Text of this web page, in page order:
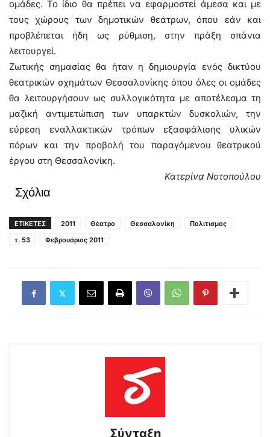
ομάδες. Το ίδιο θα πρέπει να εφαρμοστεί άμεσα και με
τους χώρους των δημοτικών θεάτρων, όπου εάν και
προβλέπεται ήδη ως ρύθμιση, στην πράξη σπάνια
λειτουργεί.
Ζωτικής σημασίας θα ήταν η δημιουργία ενός δικτύου
θεατρικών σχημάτων Θεσσαλονίκης όπου όλες οι ομάδες
θα λειτουργήσουν ως συλλογικότητα με αποτέλεσμα τη
μαζική αντιμετώπιση των υπαρκτών δυσκολιών, την
εύρεση εναλλακτικών τρόπων εξασφάλισης υλικών
πόρων και την προβολή του παραγόμενου θεατρικού
έργου στη Θεσσαλονίκη.
Κατερίνα Νοτοπούλου
Σχόλια
ΕΤΙΚΕΤΕΣ 2011 Θέατρο Θεσσαλονίκη
Πολιτισμος
τ. 53
Φεβρουάριος 2011
Σύνταξη